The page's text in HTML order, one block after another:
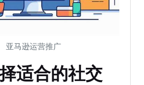
亚马逊运营推广
适合的社交